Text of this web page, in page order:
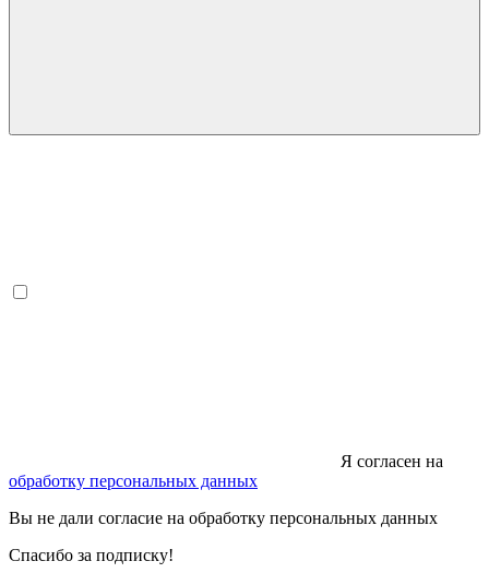
Я согласен на
обработку персональных данных
Вы не дали согласие на обработку персональных данных
Спасибо за подписку!